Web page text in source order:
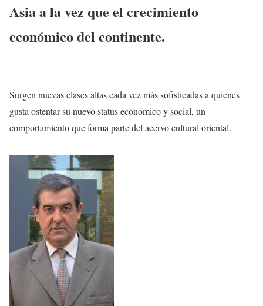
Asia a la vez que el crecimiento
económico del continente.
Surgen nuevas clases altas cada vez más sofisticadas a quienes
gusta ostentar su nuevo status económico y social, un
comportamiento que forma parte del acervo cultural oriental.